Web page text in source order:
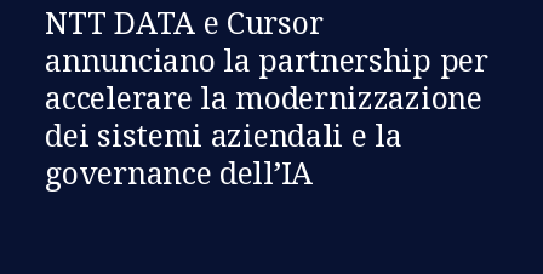
NTT DATA e Cursor
annunciano la partnership per
accelerare la modernizzazione
dei sistemi aziendali e la
governance dell’IA